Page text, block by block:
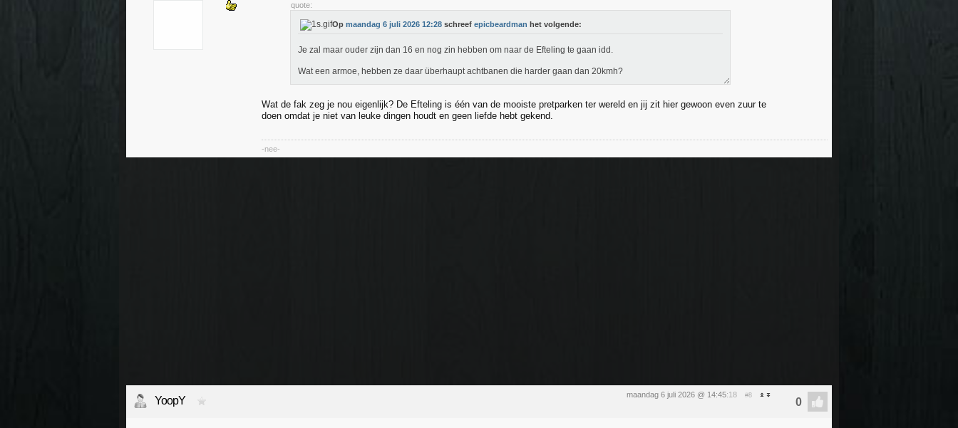
quote:
Op maandag 6 juli 2026 12:28 schreef epicbeardman het volgende:
Je zal maar ouder zijn dan 16 en nog zin hebben om naar de Efteling te gaan idd.
Wat een armoe, hebben ze daar überhaupt achtbanen die harder gaan dan 20kmh?
Wat de fak zeg je nou eigenlijk? De Efteling is één van de mooiste pretparken ter wereld en jij zit hier gewoon even zuur te
doen omdat je niet van leuke dingen houdt en geen liefde hebt gekend.
-nee-
maandag 6 juli 2026 @ 14:45:18 #8
YoopY